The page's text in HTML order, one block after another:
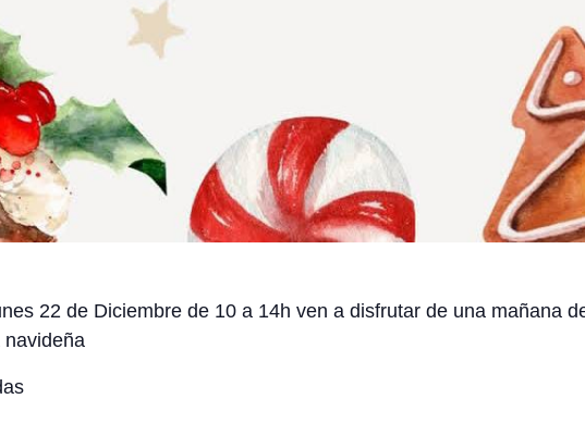
22 de Diciembre de 10 a 14h ven a disfrutar de una mañana
navideña